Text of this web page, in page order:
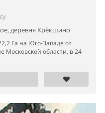
деревня Крёкшино
Га на Юго-Западе от
области, в 24